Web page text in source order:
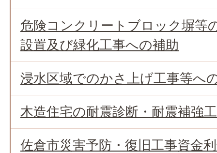
危険コンクリートブロック塀等
設置及び緑化工事への補助
浸水区域でのかさ上げ工事等へ
木造住宅の耐震診断・耐震補強
佐倉市災害予防・復旧工事資金